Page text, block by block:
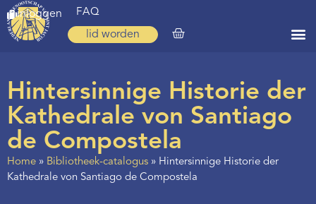
inloggen FAQ
lid worden
Zoeken
Over ons
Op weg
Hintersinnige Historie der
Kathedrale von Santiago
de Compostela
Home » Bibliotheek-catalogus » Hintersinnige Historie der
Kathedrale von Santiago de Compostela